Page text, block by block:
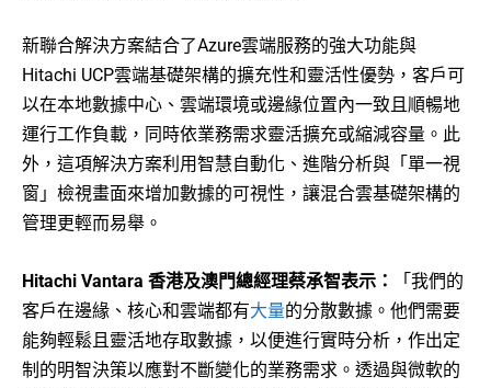
新聯合解決方案結合了Azure雲端服務的強大功能與
Hitachi UCP雲端基礎架構的擴充性和靈活性優勢，客戶可
以在本地數據中心、雲端環境或邊緣位置內一致且順暢地
運行工作負載，同時依業務需求靈活擴充或縮減容量。此
外，這項解決方案利用智慧自動化、進階分析與「單一視
窗」檢視畫面來增加數據的可視性，讓混合雲基礎架構的
管理更輕而易舉。
Hitachi Vantara 香港及澳門總經理蔡承智表示：
「我們的
客戶在邊緣、核心和雲端都有大量的分散數據。他們需要
能夠輕鬆且靈活地存取數據，以便進行實時分析，作出定
制的明智決策以應對不斷變化的業務需求。透過與微軟的